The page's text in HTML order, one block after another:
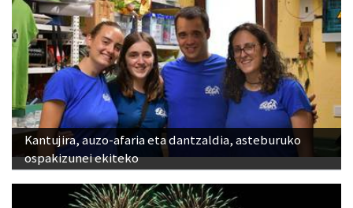
Kantujira, auzo-afaria eta dantzaldia, asteburuko
ospakizunei ekiteko